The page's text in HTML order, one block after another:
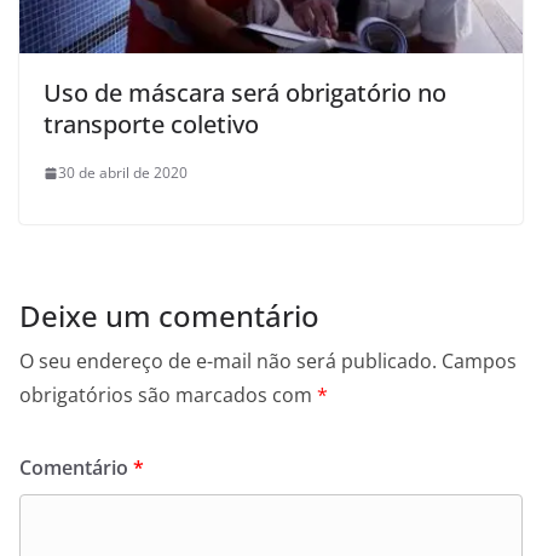
Uso de máscara será obrigatório no
transporte coletivo
30 de abril de 2020
Deixe um comentário
O seu endereço de e-mail não será publicado. Campos
obrigatórios são marcados com *
Comentário *